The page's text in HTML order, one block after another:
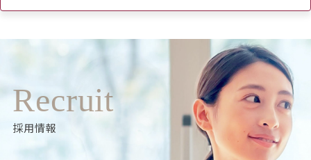
Recruit
採用情報